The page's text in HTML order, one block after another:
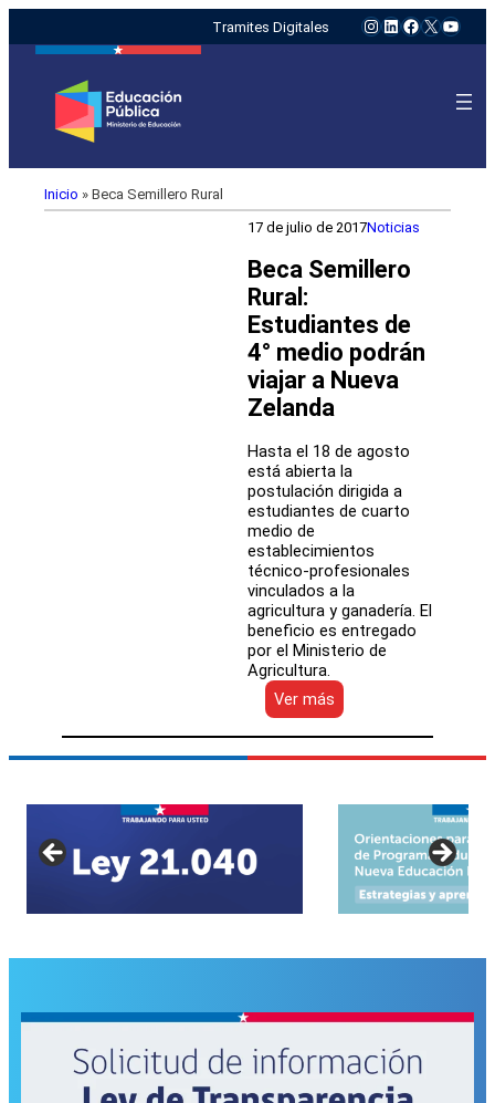
Tramites Digitales Instagram
LinkedIn
Facebook
X
Inicio » Beca Semillero Rural
17 de julio de 2017Noticias
Beca Semillero
Rural:
Estudiantes de
4° medio podrán
viajar a Nueva
Zelanda
Hasta el 18 de agosto
está abierta la
postulación dirigida a
estudiantes de cuarto
medio de
establecimientos
técnico-profesionales
vinculados a la
agricultura y ganadería. El
beneficio es entregado
por el Ministerio de
Agricultura.
Ver más
Beca
Semillero
Rural:
medio
podrán
viajar
Nueva